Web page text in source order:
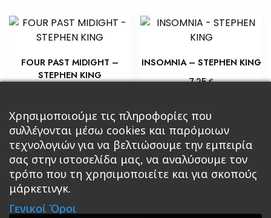
FOUR PAST MIDIGHT –
STEPHEN KING
Προσθήκη στο καλάθι
INSOMNIA – STEPHEN KING
7,25€
Κεντρική Βιβλία
Roleplaying Games Ψυχαγωγία Εκδόσεις Βάρδος
Χρησιμοποιούμε τις πληροφορίες που
συλλέγονται μέσω cookies και παρόμοιων
τεχνολογιών για να βελτιώσουμε την εμπειρία
σας στην ιστοσελίδα μας, να αναλύσουμε τον
τρόπο που τη χρησιμοποιείτε και για σκοπούς
μάρκετινγκ.
Γενικοί Όροι